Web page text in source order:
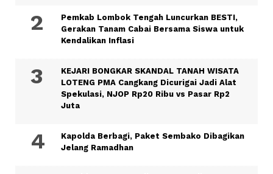
Pemkab Lombok Tengah Luncurkan BESTI,
Gerakan Tanam Cabai Bersama Siswa untuk
Kendalikan Inflasi
KEJARI BONGKAR SKANDAL TANAH WISATA
LOTENG PMA Cangkang Dicurigai Jadi Alat
Spekulasi, NJOP Rp20 Ribu vs Pasar Rp2
Juta
Kapolda Berbagi, Paket Sembako Dibagikan
Jelang Ramadhan